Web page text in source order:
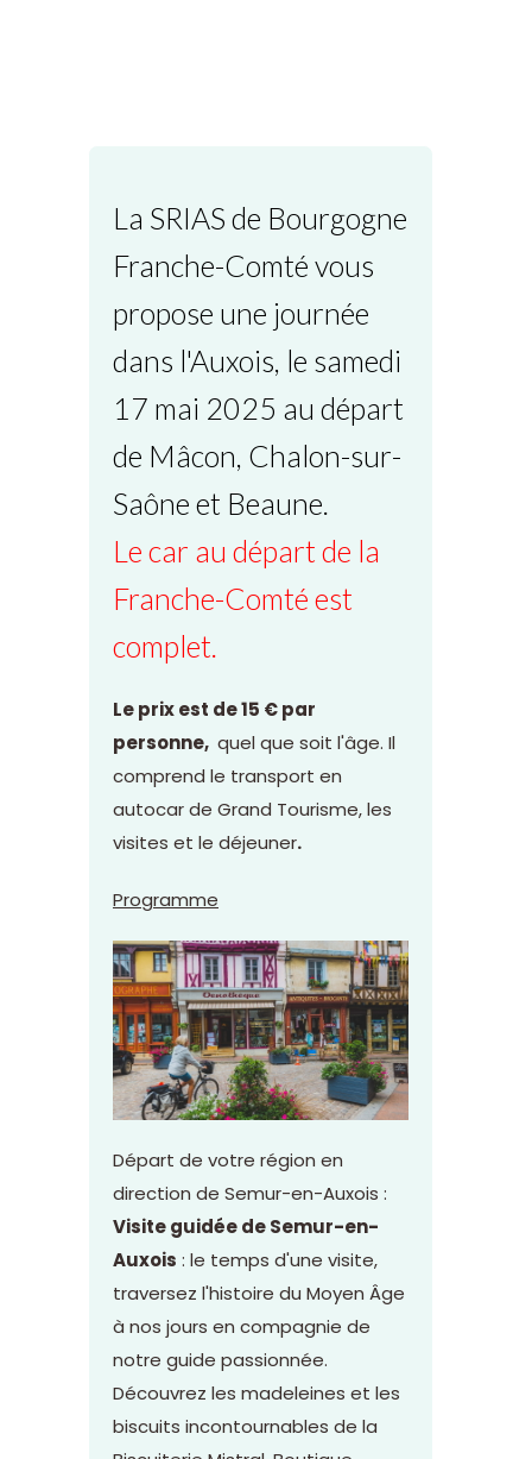
La SRIAS de Bourgogne
Franche-Comté vous
propose une journée
dans l'Auxois, le samedi
17 mai 2025 au départ
de Mâcon, Chalon-sur-
Saône et Beaune.
Le car au départ de la
Franche-Comté est
complet.
Le prix est de 15 € par
personne, quel que soit l'âge. Il
comprend le transport en
autocar de Grand Tourisme, les
visites et le déjeuner.
Programme
Départ de votre région en
direction de Semur-en-Auxois :
Visite guidée de Semur-en-
Auxois : le temps d'une visite,
traversez l'histoire du Moyen Âge
à nos jours en compagnie de
notre guide passionnée.
Découvrez les madeleines et les
biscuits incontournables de la